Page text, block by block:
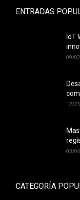
ENTRADAS
IoT
09/
12/
03/
CATEGORÍA